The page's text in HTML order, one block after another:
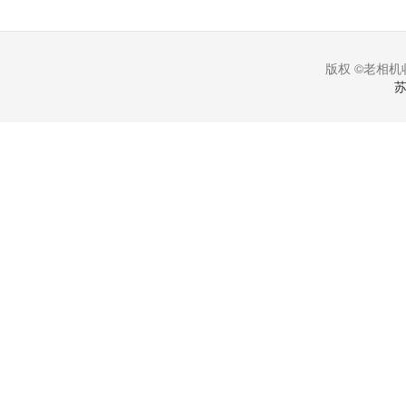
版权 ©老相